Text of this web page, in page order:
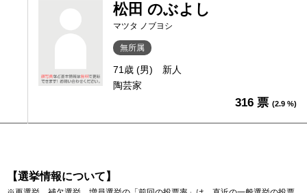
松田 のぶよし
マツタ ノブヨシ
無所属
71歳 (男)
新人
陶芸家
316 票 (2.9 %)
【選挙情報について】